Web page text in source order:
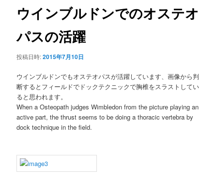
ゲ
ー
ョ
ウインブルドンでのオステオ
パスの活躍
投稿日時:2015年7月10日
ウインブルドンでもオステオパスが活躍しています、画像から判
断するとフィールドでドックテクニックで胸椎をスラストしてい
ると思われます。
When a Osteopath judges Wimbledon from the picture playing an
active part, the thrust seems to be doing a thoracic vertebra by
dock technique in the field.